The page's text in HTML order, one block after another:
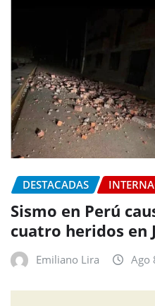
DESTACADAS
Sismo en Perú
cuatro heridos en
Emiliano Lira Ago